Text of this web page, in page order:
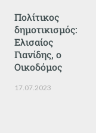
Πολίτικος
δημοτικισμός:
Ελισαίος
Γιανίδης, ο
Οικοδόμος
17.07.2023